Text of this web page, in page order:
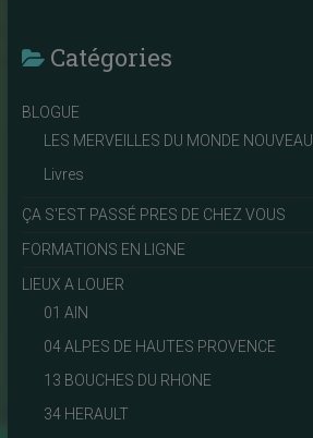
Catégories
BLOGUE
LES MERVEILLES DU MONDE NOUVEAU
Livres
ÇA S'EST PASSÉ PRES DE CHEZ VOUS
FORMATIONS EN LIGNE
LIEUX A LOUER
01 AIN
04 ALPES DE HAUTES PROVENCE
13 BOUCHES DU RHONE
34 HERAULT